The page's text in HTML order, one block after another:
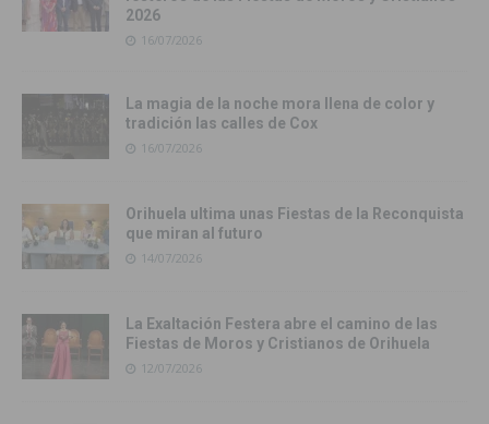
2026
16/07/2026
La magia de la noche mora llena de color y
tradición las calles de Cox
16/07/2026
Orihuela ultima unas Fiestas de la Reconquista
que miran al futuro
14/07/2026
La Exaltación Festera abre el camino de las
Fiestas de Moros y Cristianos de Orihuela
12/07/2026